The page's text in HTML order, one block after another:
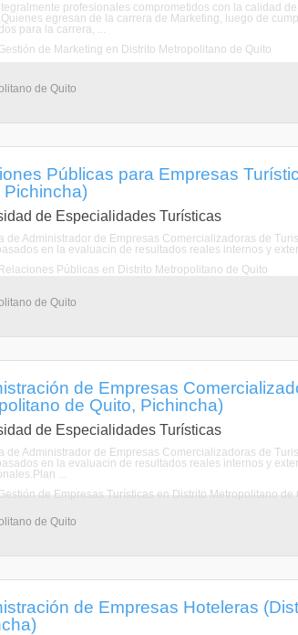
profesionales comprometidos con la calidad
egresan de la carrera de Marketing, luego de
para la carrera, ...
de Marketing en Distrito Metropolitano de Quito
de Quito
Públicas para Empresas
Pichincha)
de Especialidades Turísticas
de Administrador de Empresas Comercializadoras de
en la evaluacin de resultados reales internos y
Públicas en Distrito Metropolitano de Quito
de Quito
de Empresas
de Quito, Pichincha)
de Especialidades Turísticas
de Administrador de Empresas Comercializadoras de
en la evaluacin de resultados reales internos y
...
de Empresas Turísticas en Distrito Metropolitano de
de Quito
de Empresas Hoteleras